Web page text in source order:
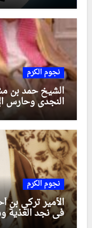
نجوم الكرم
الشيخ حمد بن
النجدي وحارس
نجوم الكرم
الأمير تركي بن
في نجد العذية